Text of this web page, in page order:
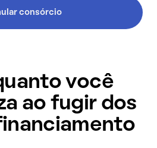
consórcio
você
ao fugir dos